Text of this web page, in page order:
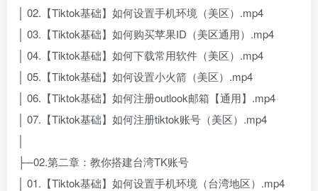
│ 02.【Tiktok基础】如何设置手机环境（美区）.mp4
│ 03.【Tiktok基础】如何购买苹果ID（美区通用）.mp4
│ 04.【Tiktok基础】如何下载常用软件（美区）.mp4
│ 05.【Tiktok基础】如何设置小火箭（美区）.mp4
│ 06.【Tiktok基础】如何注册outlook邮箱【通用】.mp4
│ 07.【Tiktok基础】如何注册tiktok账号（美区）.mp4
├─02.第二章：教你搭建台湾TK账号
│ 01.【Tiktok基础】如何设置手机环境（台湾地区）.mp4